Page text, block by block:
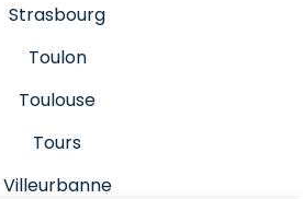
Strasbourg
Toulon
Toulouse
Tours
Villeurbanne